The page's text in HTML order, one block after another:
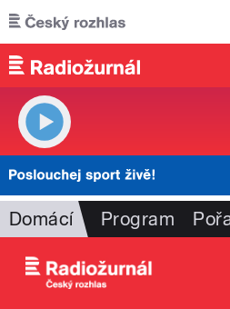
Přejít k hlavnímu obsahu
Domácí Program